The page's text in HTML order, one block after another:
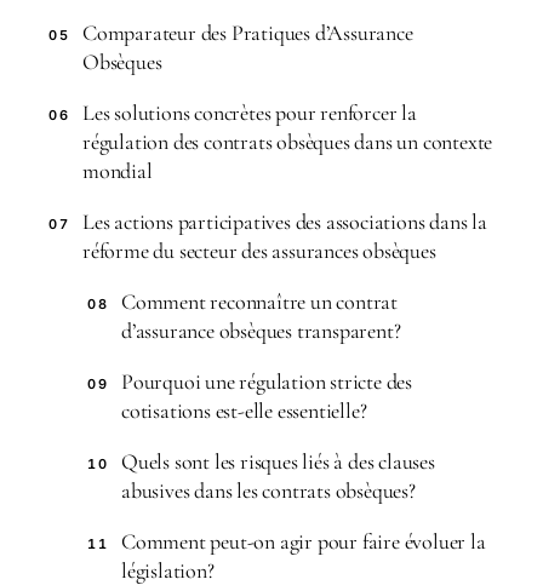
05
Comparateur des Pratiques d’Assurance
Obsèques
06
Les solutions concrètes pour renforcer la
régulation des contrats obsèques dans un contexte
mondial
07
Les actions participatives des associations dans la
réforme du secteur des assurances obsèques
08
Comment reconnaître un contrat
d’assurance obsèques transparent?
09
Pourquoi une régulation stricte des
cotisations est-elle essentielle?
10
Quels sont les risques liés à des clauses
abusives dans les contrats obsèques?
11
Comment peut-on agir pour faire évoluer la
législation?